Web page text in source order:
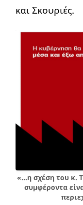
και Σκουριές.
«…η σχέση του κ.
συμφέροντα